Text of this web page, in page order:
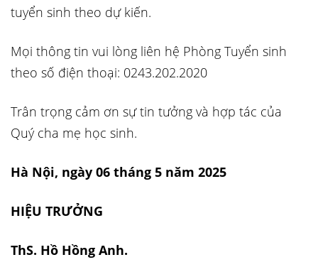
tuyển sinh theo dự kiến.
Mọi thông tin vui lòng liên hệ Phòng Tuyển sinh
theo số điện thoại: 0243.202.2020
Trân trọng cảm ơn sự tin tưởng và hợp tác của
Quý cha mẹ học sinh.
Hà Nội, ngày 06 tháng 5 năm 2025
HIỆU TRƯỞNG
ThS. Hồ Hồng Anh.